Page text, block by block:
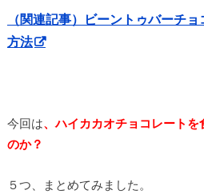
（関連記事）ビーントゥバーチ
方法
今回は、ハイカカオチョコレート
のか？
５つ、まとめてみました。